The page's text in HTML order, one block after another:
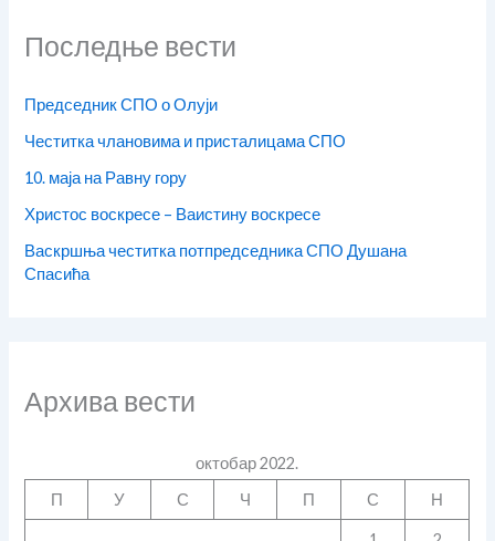
Последње вести
Председник СПО о Олуји
Честитка члановима и присталицама СПО
10. маја на Равну гору
Христос воскресе – Ваистину воскресе
Васкршња честитка потпредседника СПО Душана
Спасића
Архива вести
октобар 2022.
П
У С Ч П С Н